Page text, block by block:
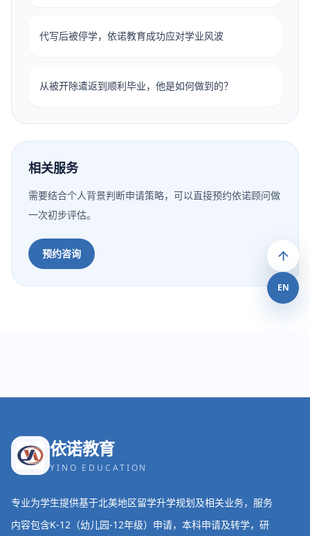
代写后被停学，依诺教育成功应对学业风波
从被开除遣返到顺利毕业，他是如何做到的？
相关服务
需要结合个人背景判断申请策略，可以直接预约依诺顾问做
一次初步评估。
预约咨询
依诺教育
YINO EDUCATION
专业为学生提供基于北美地区留学升学规划及相关业务，服务
内容包含K-12（幼儿园-12年级）申请，本科申请及转学，研
EN